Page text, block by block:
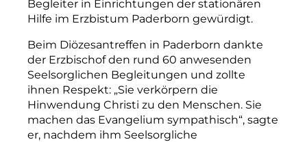
Begleiter in Einrichtungen der stationären
Hilfe im Erzbistum Paderborn gewürdigt.
Beim Diözesantreffen in Paderborn dankte
der Erzbischof den rund 60 anwesenden
Seelsorglichen Begleitungen und zollte
ihnen Respekt: „Sie verkörpern die
Hinwendung Christi zu den Menschen. Sie
machen das Evangelium sympathisch“, sagte
er, nachdem ihm Seelsorgliche